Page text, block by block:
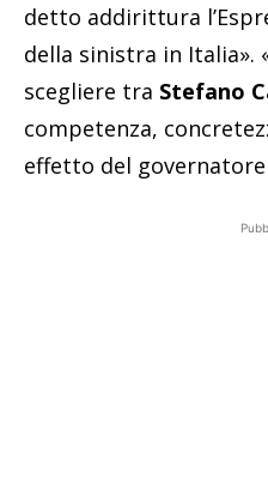
detto addirittura
della sinistra in Italia».
scegliere tra Stefano
competenza,
effetto del governatore